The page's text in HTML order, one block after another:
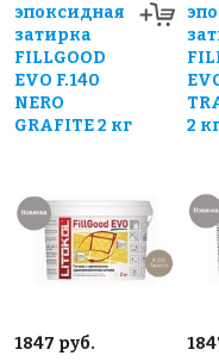
эпоксидная
затирка
FILLGOOD
EVO F.140
NERO
GRAFITE 2 кг
2
1847 руб.